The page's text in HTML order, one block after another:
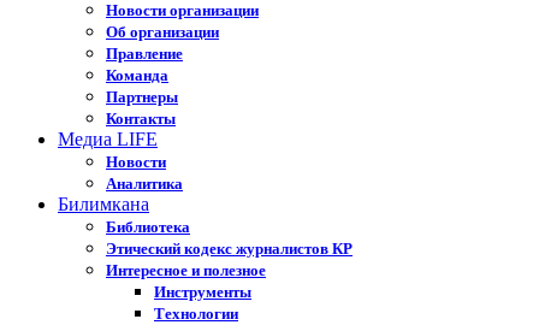
Новости организации
Об организации
Правление
Команда
Партнеры
Контакты
Медиа LIFE
Новости
Аналитика
Билимкана
Библиотека
Этический кодекс журналистов КР
Интересное и полезное
Инструменты
Технологии